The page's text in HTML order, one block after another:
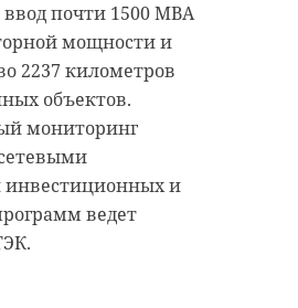
почти 1500 МВА
мощности и
2237 километров
объектов.
мониторинг
и
ведет